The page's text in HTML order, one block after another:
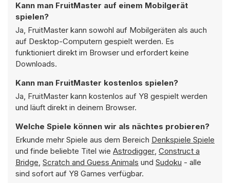
Kann man FruitMaster auf einem Mobilgerät
spielen?
Ja, FruitMaster kann sowohl auf Mobilgeräten als auch
auf Desktop-Computern gespielt werden. Es
funktioniert direkt im Browser und erfordert keine
Downloads.
Kann man FruitMaster kostenlos spielen?
Ja, FruitMaster kann kostenlos auf Y8 gespielt werden
und läuft direkt in deinem Browser.
Welche Spiele können wir als nächtes probieren?
Erkunde mehr Spiele aus dem Bereich Denkspiele Spiele
und finde beliebte Titel wie Astrodigger, Construct a
Bridge, Scratch and Guess Animals und Sudoku - alle
sind sofort auf Y8 Games verfügbar.